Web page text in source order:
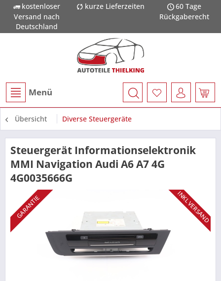
kostenloser
Versand nach
Deutschland
kurze Lieferzeiten
60 Tage
Rückgaberecht
Menü
Übersicht Diverse Steuergeräte
Steuergerät Informationselektronik
MMI Navigation Audi A6 A7 4G
4G0035666G
GARANTIE INKL VERSAND